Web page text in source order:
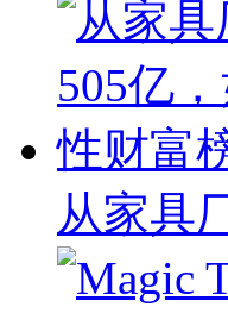
从家具